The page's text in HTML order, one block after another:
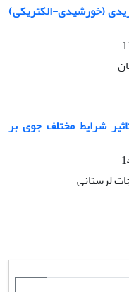
(خورشیدی-الکتریکی)
شرایط مختلف جوی بر
لرستانی